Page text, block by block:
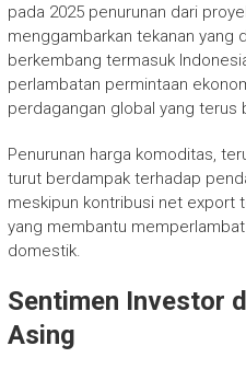
pada 2025 penurunan dari
menggambarkan tekanan yang
berkembang termasuk
perlambatan permintaan
perdagangan global yang terus
Penurunan harga komoditas,
turut berdampak terhadap
meskipun kontribusi net export
yang membantu
domestik.
Sentimen Investor
Asing